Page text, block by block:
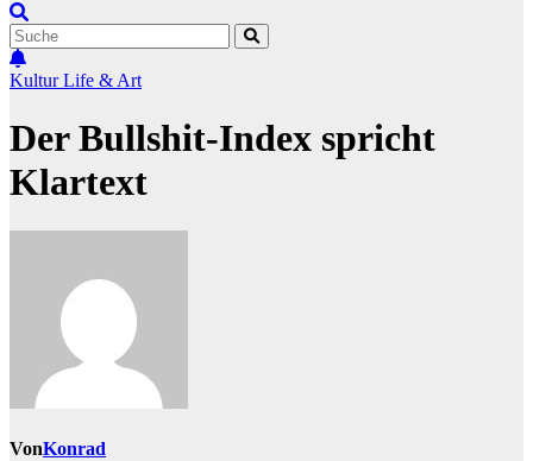
KulturLife & Art
Der Bullshit-Index spricht
Klartext
VonKonrad